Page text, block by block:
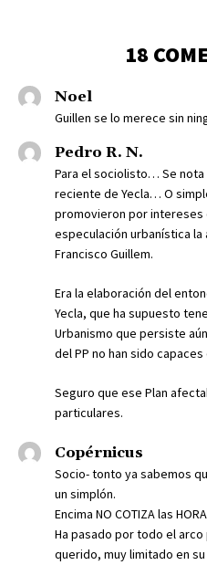
18
Noel
Guillen se lo merece sin
Pedro R. N.
Para el sociolisto… Se
reciente de Yecla… O
promovieron por intereses
especulación urbanística
Francisco Guillem.
Era la elaboración del
Yecla, que ha supuesto
Urbanismo que persiste
del PP no han sido
Seguro que ese Plan
particulares.
Copérnicus
Socio- tonto ya sabemos
un simplón.
Encima NO COTIZA las
Ha pasado por todo el
querido, muy limitado en